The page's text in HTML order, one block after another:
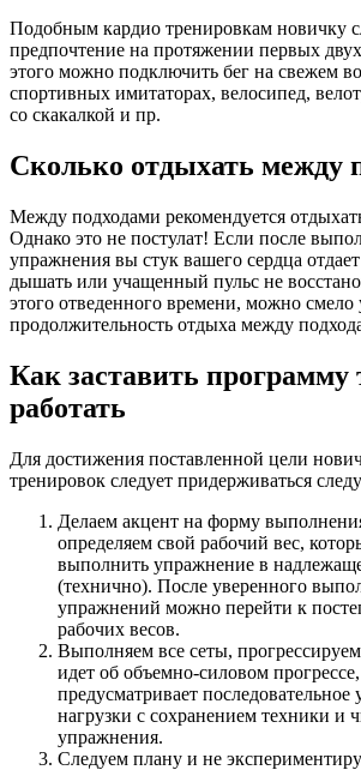
Подобным кардио тренировкам новичку
предпочтение на протяжении первых
этого можно подключить бег на свежем
спортивных имитаторах, велосипед,
со скакалкой и пр.
Сколько отдыхать между
Между подходами рекомендуется
Однако это не постулат! Если после
упражнения вы стук вашего сердца
дышать или учащенный пульс не
этого отведенного времени, можно смело
продолжительность отдыха между
Как заставить программу
работать
Для достижения поставленной цели
тренировок следует придерживаться
Делаем акцент на форму
определяем свой рабочий вес,
выполнить упражнение в
(технично). После уверенного
упражнений можно перейти к
рабочих весов.
Выполняем все сеты,
идет об объемно-силовом
предусматривает последовательное
нагрузки с сохранением техники и
упражнения.
Следуем плану и не